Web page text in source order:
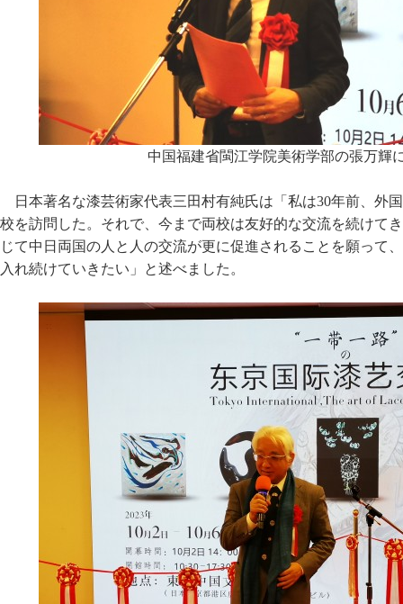
中国福建省閩江学院美術学部の張万輝
日本著名な漆芸術家代表三田村有純氏は「私は30年前、外
校を訪問した。それで、今まで両校は友好的な交流を続けて
じて中日両国の人と人の交流が更に促進されることを願って
入れ続けていきたい」と述べました。